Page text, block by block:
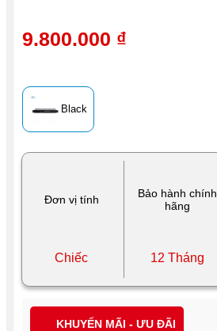
Đơn vị tính
Bảo hành chính
hãng
Chiếc 12 Tháng
Black
9.800.000 ₫
KHUYẾN MÃI - ƯU ĐÃI